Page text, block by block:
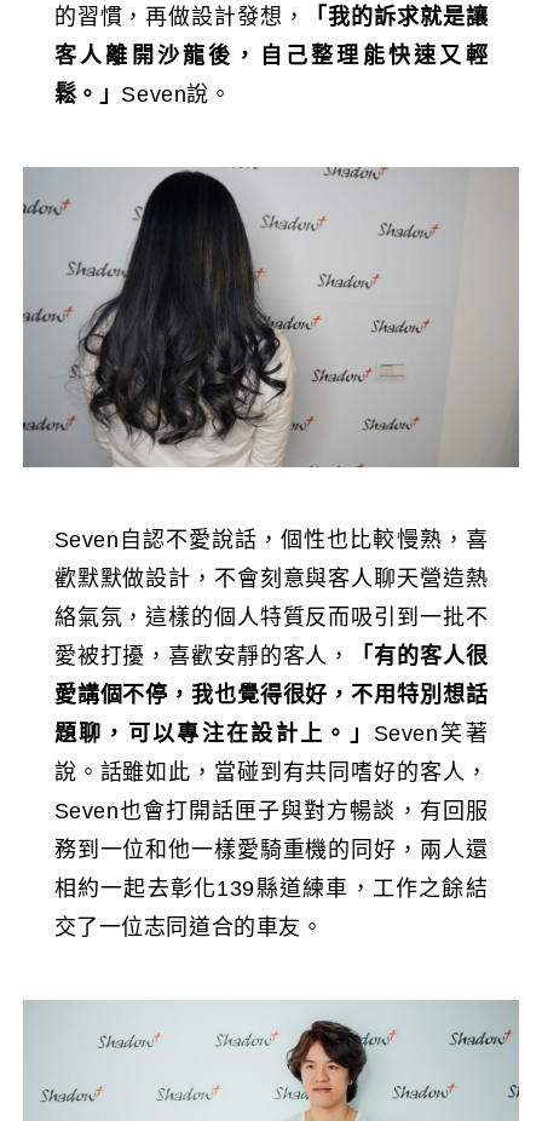
的習慣，再做設計發想，
「我的訴求就是讓
客人離開沙龍後，自己整理能快速又輕
鬆。」 Seven說。
Seven自認不愛說話，個性也比較慢熟，喜
歡默默做設計，不會刻意與客人聊天營造熱
絡氣氛，這樣的個人特質反而吸引到一批不
愛被打擾，喜歡安靜的客人，
「有的客人很
愛講個不停，我也覺得很好，不用特別想話
題聊，可以專注在設計上。」 Seven笑著
說。話雖如此，當碰到有共同嗜好的客人，
Seven也會打開話匣子與對方暢談，有回服
務到一位和他一樣愛騎重機的同好，兩人還
相約一起去彰化139縣道練車，工作之餘結
交了一位志同道合的車友。